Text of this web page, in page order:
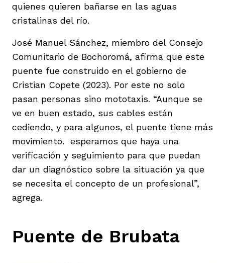
quienes quieren bañarse en las aguas
cristalinas del río.
José Manuel Sánchez, miembro del Consejo
Comunitario de Bochoromá, afirma que este
puente fue construido en el gobierno de
Cristian Copete (2023). Por este no solo
pasan personas sino mototaxis. “Aunque se
ve en buen estado, sus cables están
cediendo, y para algunos, el puente tiene más
movimiento. esperamos que haya una
verificación y seguimiento para que puedan
dar un diagnóstico sobre la situación ya que
se necesita el concepto de un profesional”,
agrega.
Puente de Brubata